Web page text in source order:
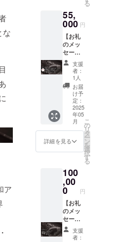
な
ア
いては
公序良
俗の範
疇でお
断りさ
せてい
ただく
場合が
ござい
ます。
＊横断
幕は弊
社にて
デザイ
ン等作
ていた
だま
の大き
さは掲
載希望
者の人
数に
よって
変更し
ます。
にフル
ネーム
を掲載
させて
いただ
きま
す。 備
考欄に
「フル
ネー
ム」ま
たは
「ニッ
クネー
ム」を
お書き
くださ
ケット
(自由
席)】 試
合観戦
チケッ
トを２
枚！ 現
地で観
戦をし
写真
デー
タ】 当
日の写
真デー
タを一
枚お送
りしま
す。
【試合
観戦チ
ケット
(S席)】
試合観
戦チ
ケット
を１枚
田和毅
を一緒
に応援
しま
しょ
う！
【Youtu
be動画
内に名
る
55,
000 円
【お礼
のメッ
セー
ジ】 感
謝の気
持ちを
込め
て、お
礼の
メッ
セージ
をお送
りしま
す。
【5/24
試合 亀
写真
デー
タ】 当
日の写
真デー
タを一
枚お送
りしま
す。
支援
者：
1人
お届
け予
定：
2025
年05
月
詳細を見る
こ
の
リ
タ
ー
ン
を
選
択
す
る
100
,00
0 円
【お礼
のメッ
セー
ジ】 感
謝の気
支援
者：